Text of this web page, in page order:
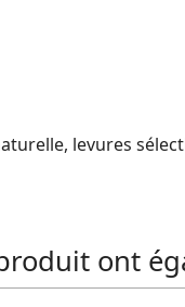
levures
ont